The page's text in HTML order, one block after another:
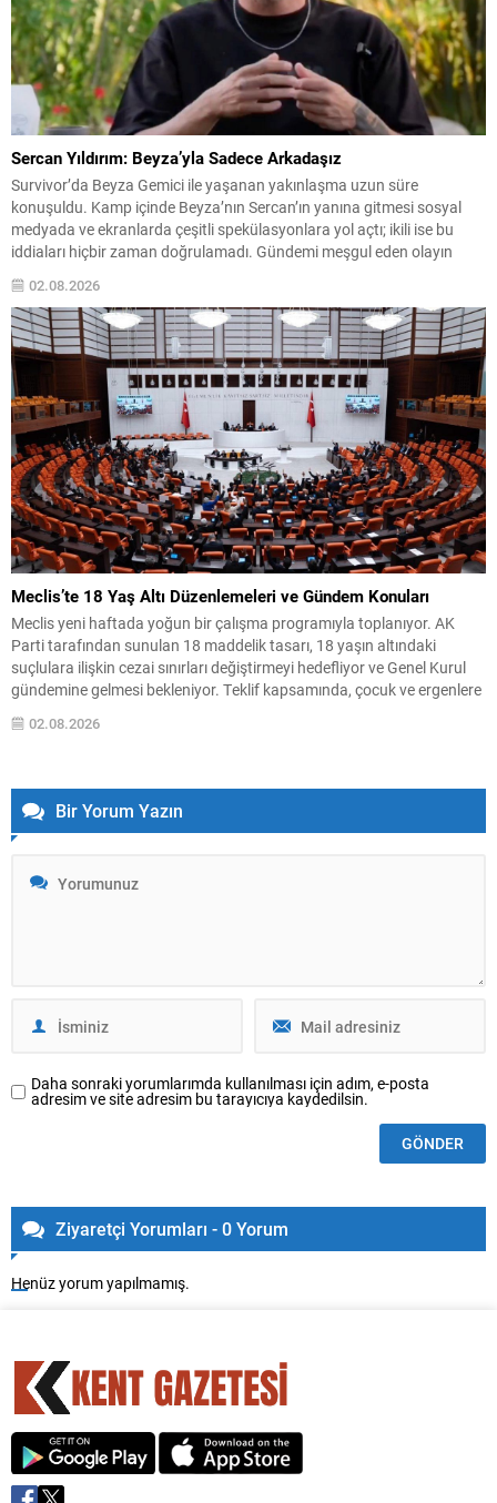
Sercan Yıldırım: Beyza’yla Sadece Arkadaşız
Survivor’da Beyza Gemici ile yaşanan yakınlaşma uzun süre
konuşuldu. Kamp içinde Beyza’nın Sercan’ın yanına gitmesi sosyal
medyada ve ekranlarda çeşitli spekülasyonlara yol açtı; ikili ise bu
iddiaları hiçbir zaman doğrulamadı. Gündemi meşgul eden olayın
anlattı. Konunun çarpıtıldığını, bunun kendisini rahatsız ettiğini ve...
02.08.2026
Meclis’te 18 Yaş Altı Düzenlemeleri ve Gündem Konuları
Meclis yeni haftada yoğun bir çalışma programıyla toplanıyor. AK
Parti tarafından sunulan 18 maddelik tasarı, 18 yaşın altındaki
suçlulara ilişkin cezai sınırları değiştirmeyi hedefliyor ve Genel Kurul
gündemine gelmesi bekleniyor. Teklif kapsamında, çocuk ve ergenlere
uygulanacak yaptırımlarda bazı üst sınırlar artırılacak; ayrıca
kullanılan tanımlarda da düzenlemeye gidilerek uygulamada bir
02.08.2026
Bir Yorum Yazın
Daha sonraki yorumlarımda kullanılması için adım, e-posta
adresim ve site adresim bu tarayıcıya kaydedilsin.
Ziyaretçi Yorumları - 0 Yorum
Henüz yorum yapılmamış.